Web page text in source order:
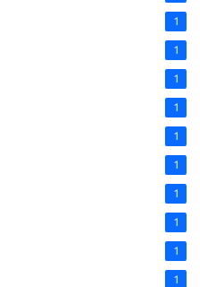
1
1
1
1
1
1
1
1
1
1